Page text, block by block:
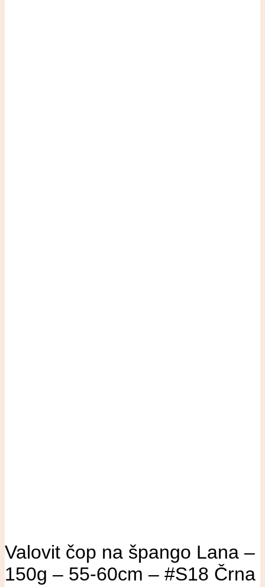
Valovit čop na špango Lana –
150g – 55-60cm – #S18 Črna